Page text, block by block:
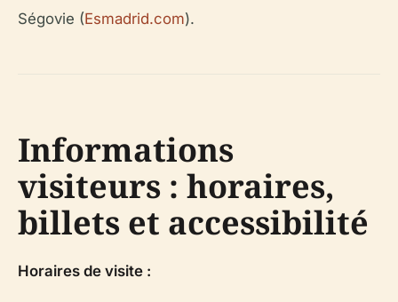
Ségovie (Esmadrid.com).
Informations
visiteurs : horaires,
billets et accessibilité
Horaires de visite :